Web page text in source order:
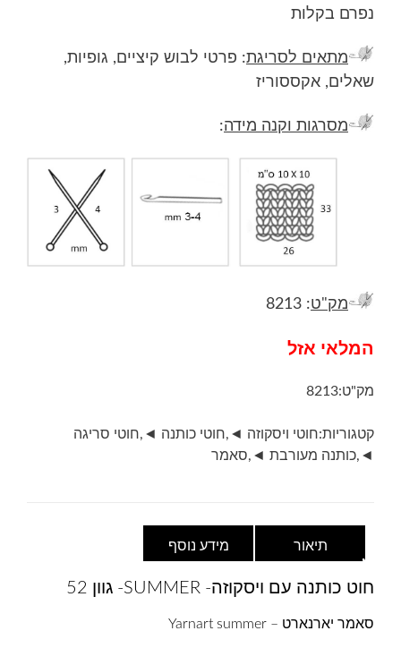
נפרם בקלות
מתאים לסריגת: פרטי לבוש קיציים, גופיות,
שאלים, אקססוריז
מסרגות וקנה מידה:
מק"ט: 8213
המלאי אזל
מק"ט:8213
קטגוריות:חוטי ויסקוזה ◄ ,חוטי כותנה ◄ ,חוטי סריגה
◄
,כותנה מעורבת ◄ ,סאמר
תיאור מידע נוסף
חוט כותנה עם ויסקוזה- SUMMER- גוון 52
סאמר יארנארט – Yarnart summer